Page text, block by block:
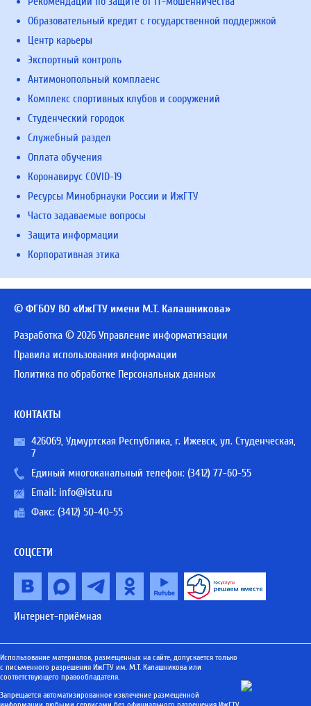
Образовательный кредит с государственной поддержкой
Центр карьеры
Экспортный контроль
Антимонопольный комплаенс
Комплекс спортивных клубов и сооружений
Студенческий городок
Служебный раздел
Оплата обучения
Коронавирус COVID-19
Ресурсы Минобрнауки России и ИжГТУ
Часто задаваемые вопросы
Защита информации
Корпоративная этика
© ФГБОУ ВО «ИжГТУ имени М.Т. Калашникова»
Разработка © 2026 Управление информатизации
Правила использования информации
Политика по обработке Персональных данных
КОНТАКТЫ
426069, Удмуртская Республика, г. Ижевск, ул. Студенческая,
7
Единый многоканальный телефон: (3412) 77-60-55
Email: info@istu.ru
Факс: (3412) 50-40-55
СОЦСЕТИ
Интернет-приёмная
Использование материалов, размещенных на сайте, допускается только
с письменного разрешения ИжГТУ им. М.Т. Калашникова или
соответствующего правообладателя.
Запрещается автоматизированное извлечение размещенной